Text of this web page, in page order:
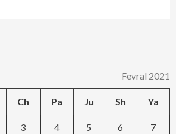
Fevral 2021
Ch Pa Ju Sh Ya
3 4 5 6 7